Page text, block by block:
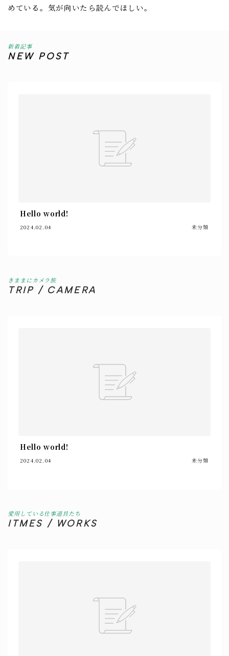
めている。気が向いたら読んでほしい。
新着記事
NEW POST
Hello world!
2024.02.04 未分類
きままにカメラ旅
TRIP / CAMERA
Hello world!
2024.02.04 未分類
愛用している仕事道具たち
ITMES / WORKS